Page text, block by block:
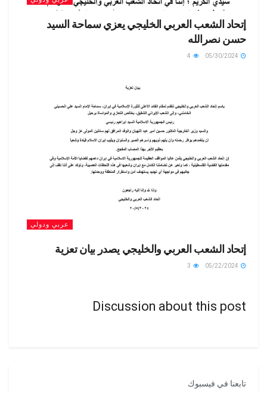
إتحاد الشعب العربي الخليجي يعزي سماحة السيد
حسن نصرالله
عربي ودولي
إتحاد الشعب العربي والخليجي يصدر بيان تعزية
Discussion about this post
تابعنا في فيسبوك